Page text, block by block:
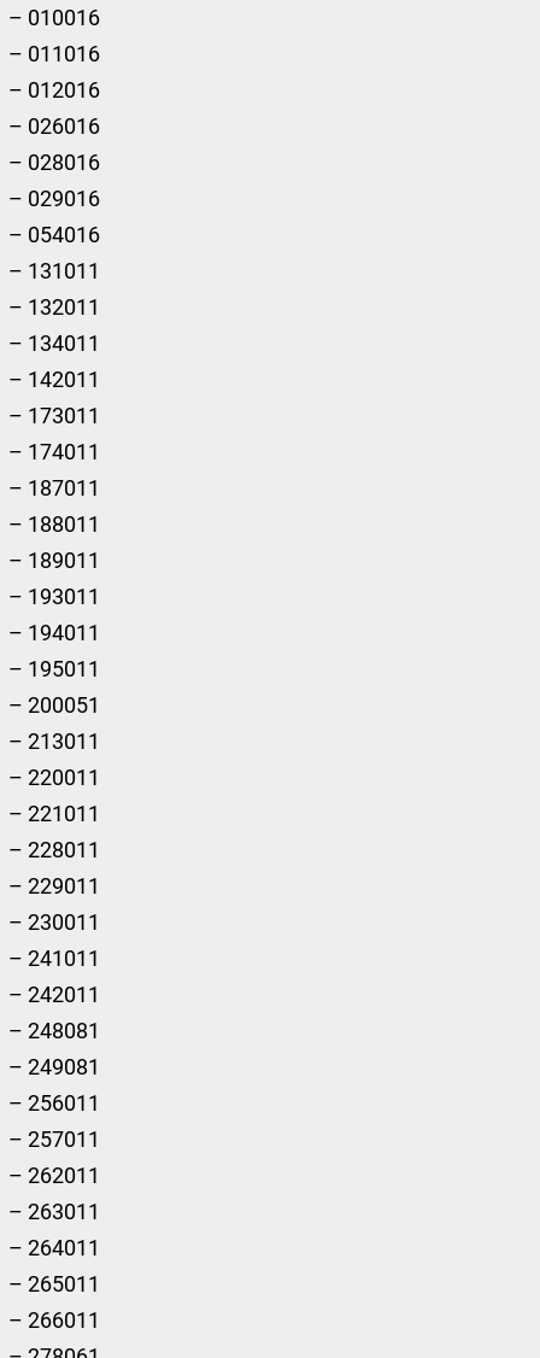
– 010016
– 011016
– 012016
– 026016
– 028016
– 029016
– 054016
– 131011
– 132011
– 134011
– 142011
– 173011
– 174011
– 187011
– 188011
– 189011
– 193011
– 194011
– 195011
– 200051
– 213011
– 220011
– 221011
– 228011
– 229011
– 230011
– 241011
– 242011
– 248081
– 249081
– 256011
– 257011
– 262011
– 263011
– 264011
– 265011
– 266011